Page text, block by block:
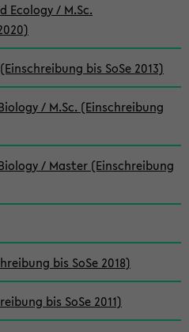
Ecology / M.Sc.
bis SoSe 2013)
/ M.Sc. (Einschreibung
/ Master (Einschreibung
bis SoSe 2018)
bis SoSe 2011)